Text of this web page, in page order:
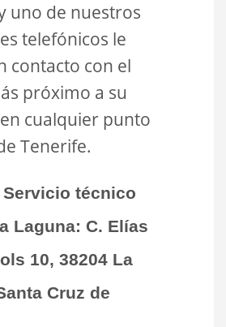
uno de nuestros
telefónicos le
contacto con el
próximo a su
cualquier punto
Tenerife.
técnico
Laguna: C. Elías
10, 38204 La
Cruz de